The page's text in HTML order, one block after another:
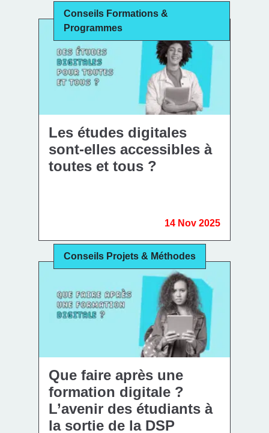
Conseils Formations &
Programmes
Les études digitales
sont-elles accessibles à
toutes et tous ?
14 Nov 2025
Conseils Projets & Méthodes
Que faire après une
formation digitale ?
L’avenir des étudiants à
la sortie de la DSP